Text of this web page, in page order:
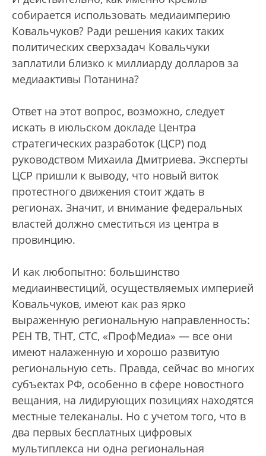
собирается использовать медиаимперию
Ковальчуков? Ради решения каких таких
политических сверхзадач Ковальчуки
заплатили близко к миллиарду долларов за
медиаактивы Потанина?
Ответ на этот вопрос, возможно, следует
искать в июльском докладе Центра
стратегических разработок (ЦСР) под
руководством Михаила Дмитриева. Эксперты
ЦСР пришли к выводу, что новый виток
протестного движения стоит ждать в
регионах. Значит, и внимание федеральных
властей должно сместиться из центра в
провинцию.
И как любопытно: большинство
медиаинвестиций, осуществляемых империей
Ковальчуков, имеют как раз ярко
выраженную региональную направленность:
РЕН ТВ, ТНТ, СТС, «ПрофМедиа» — все они
имеют налаженную и хорошо развитую
региональную сеть. Правда, сейчас во многих
субъектах РФ, особенно в сфере новостного
вещания, на лидирующих позициях находятся
местные телеканалы. Но с учетом того, что в
два первых бесплатных цифровых
мультиплекса ни одна региональная